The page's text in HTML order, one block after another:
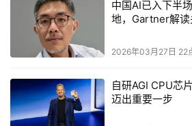
息和路网数据，盘古世界模型就可以
视频和激光雷达的点云，能够为智能
据，而无需依赖高成本的路采。广
作，依托盘古多模态大模型，实现
模态的像素级对应，在数分钟内即
case的复原，为端到端模型“两天一
中国AI已入下半
地，Gartner解读
2026年03月27日 22
自研AGI CPU芯
迈出重要一步